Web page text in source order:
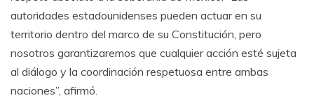
autoridades estadounidenses pueden actuar en su
territorio dentro del marco de su Constitución, pero
nosotros garantizaremos que cualquier acción esté sujeta
al diálogo y la coordinación respetuosa entre ambas
naciones”, afirmó.